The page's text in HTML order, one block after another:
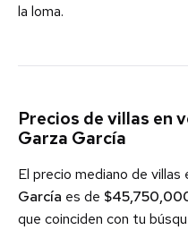
la loma.
Precios de villas en
Garza García
El precio mediano de villas
García es de
que coinciden con tu